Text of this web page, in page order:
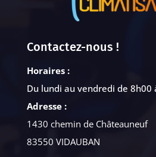
Contactez-nous !
Horaires :
Du lundi au vendredi de 8h00
Adresse :
1430 chemin de Châteauneuf
83550 VIDAUBAN